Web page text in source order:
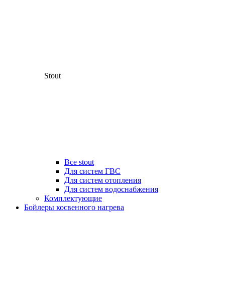
Stout
Все stout
Для систем ГВС
Для систем отопления
Для систем водоснабжения
Комплектующие
Бойлеры косвенного нагрева